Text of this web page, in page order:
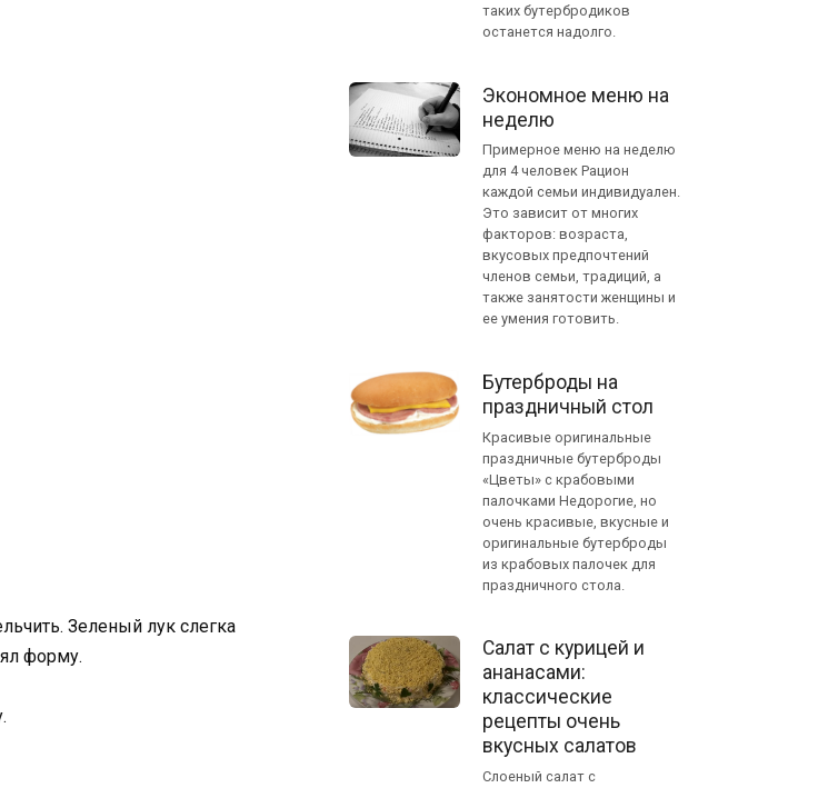
Зеленый лук слегка
форму.
таких бутербродиков
останется надолго.
Экономное меню на
неделю
Примерное меню на неделю
для 4 человек Рацион
каждой семьи индивидуален.
Это зависит от многих
факторов: возраста,
вкусовых предпочтений
членов семьи, традиций, а
также занятости женщины и
ее умения готовить.
Бутерброды на
праздничный стол
Красивые оригинальные
праздничные бутерброды
«Цветы» с крабовыми
палочками Недорогие, но
очень красивые, вкусные и
оригинальные бутерброды
из крабовых палочек для
праздничного стола.
Салат с курицей и
ананасами:
классические
рецепты очень
вкусных салатов
Слоеный салат с